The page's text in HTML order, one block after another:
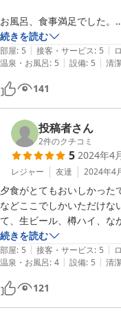
お風呂、食事満足でした。
屋根付きの駐車場にバイク
ありがたかったです、
食事の際に頂いた地酒おい
購入させていただきました
また、東北にツーリング
続きを読む
部屋: 5 | 接客・サービス: 5 |
温泉・お風呂: 5 | 設備: 5 | 清
141
投稿者さん
2件のクチコミ
5 2024年4
レジャー 友達 2024年4
夕食がとてもおいしかった
などここでしかいただけな
て、生ビール、樽ハイ、な
ができます。元々の宿泊料
宿のご主人はいろいろ無理
なか予約が取れないので、
てしまいました。これから
続きを読む
部屋: 5 | 接客・サービス: 5 |
温泉・お風呂: 4 | 設備: 5 | 清
121